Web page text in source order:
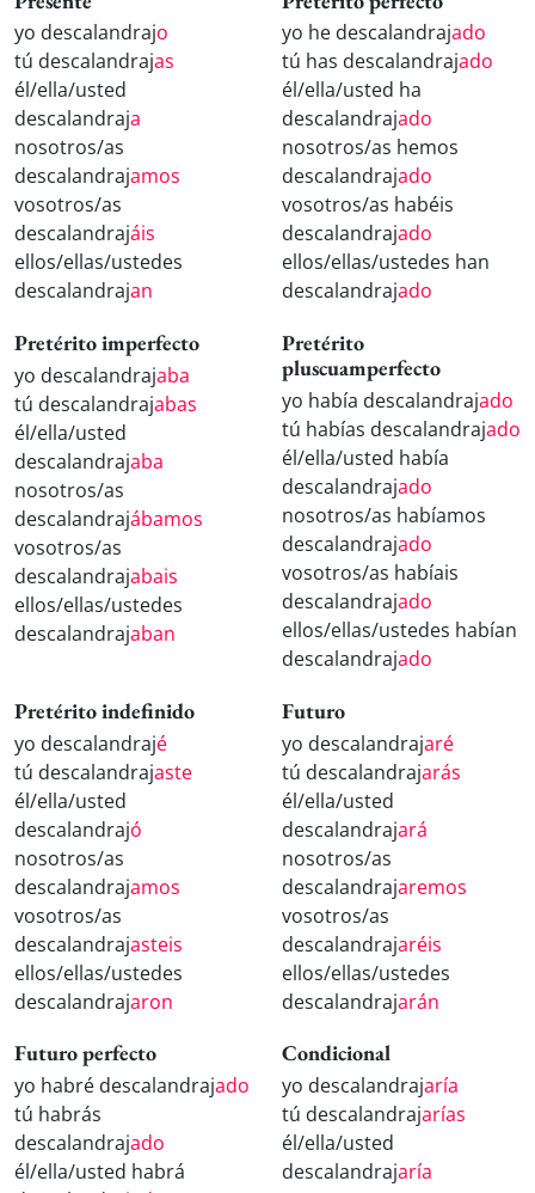
yo descalandrajo
tú descalandrajas
él/ella/usted
descalandraja
nosotros/as
descalandrajamos
vosotros/as
descalandrajáis
ellos/ellas/ustedes
descalandrajan
yo he descalandrajado
tú has descalandrajado
él/ella/usted ha
descalandrajado
nosotros/as hemos
descalandrajado
vosotros/as habéis
descalandrajado
ellos/ellas/ustedes han
descalandrajado
Pretérito imperfecto
yo descalandrajaba
tú descalandrajabas
él/ella/usted
descalandrajaba
nosotros/as
descalandrajábamos
vosotros/as
descalandrajabais
ellos/ellas/ustedes
descalandrajaban
Pretérito
pluscuamperfecto
yo había descalandrajado
tú habías descalandrajado
él/ella/usted había
descalandrajado
nosotros/as habíamos
descalandrajado
vosotros/as habíais
descalandrajado
ellos/ellas/ustedes habían
descalandrajado
Pretérito indefinido
yo descalandrajé
tú descalandrajaste
él/ella/usted
descalandrajó
nosotros/as
descalandrajamos
vosotros/as
descalandrajasteis
ellos/ellas/ustedes
descalandrajaron
Futuro
yo descalandrajaré
tú descalandrajarás
él/ella/usted
descalandrajará
nosotros/as
descalandrajaremos
vosotros/as
descalandrajaréis
ellos/ellas/ustedes
descalandrajarán
Futuro perfecto
yo habré descalandrajado
tú habrás
descalandrajado
él/ella/usted habrá
Condicional
yo descalandrajaría
tú descalandrajarías
él/ella/usted
descalandrajaría